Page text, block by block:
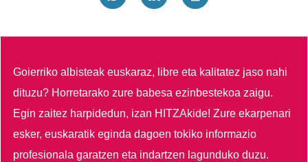
Goierriko albisteak euskaraz, libre eta kalitatez jaso nahi
dituzu? Horretarako zure babesa ezinbestekoa zaigu.
Egin zaitez harpidedun, izan HITZAkide!Zure ekarpenari
esker, euskaratik eginda dagoen tokiko informazio
profesionala garatzen eta indartzen lagunduko duzu.